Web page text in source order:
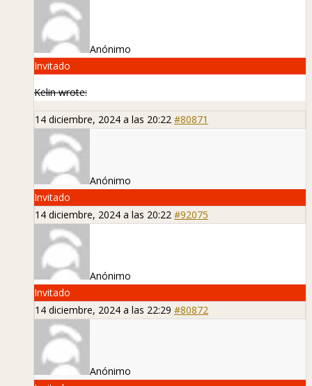
Anónimo
Invitado
Kelin wrote:
14 diciembre, 2024 a las 20:22 #80871
Anónimo
Invitado
14 diciembre, 2024 a las 20:22 #92075
Anónimo
Invitado
14 diciembre, 2024 a las 22:29 #80872
Anónimo